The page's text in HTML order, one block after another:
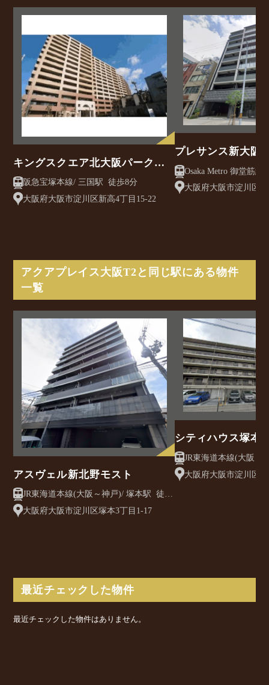
キングスクエア北大阪パークフ
ェリス2番館
阪急宝塚本線/ 三国駅 徒歩8分
大阪府大阪市淀川区新高4丁目15-22
プレサンス新大阪
Osaka Metro 御堂筋線/ 西中島南方駅 徒
歩3分
大阪府大阪市淀川区
アクアプレイス大阪T2と同じ駅にある物件
一覧
アスヴェル新北野モスト
JR東海道本線(大阪～神戸)/ 塚本駅 徒歩
10分
大阪府大阪市淀川区塚本3丁目1-17
シティハウス塚本
JR東海道本線(大阪～神戸)/ 塚
10分
大阪府大阪市淀川区
最近チェックした物件
最近チェックした物件はありません。